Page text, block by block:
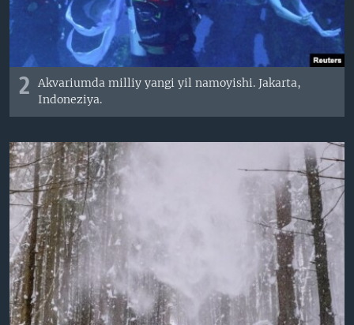
2
Akvariumda milliy yangi yil namoyishi. Jakarta,
Indoneziya.